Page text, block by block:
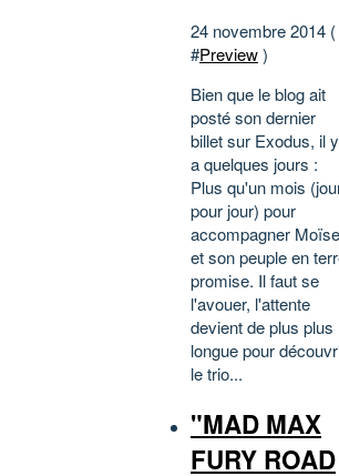
24 novembre 2014 (
#Preview)
Bien que le blog ait
posté son dernier
billet sur Exodus, il y
a quelques jours :
Plus qu'un mois
pour jour) pour
accompagner Moïse
et son peuple en
promise. Il faut se
l'avouer, l'attente
devient de plus plus
longue pour
le trio...
"MAD MAX
FURY ROAD